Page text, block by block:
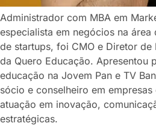
Administrador com MBA em
especialista em negócios na área
de startups, foi CMO e Diretor de
da Quero Educação. Apresentou
educação na Jovem Pan e TV
sócio e conselheiro em
atuação em inovação,
estratégicas.